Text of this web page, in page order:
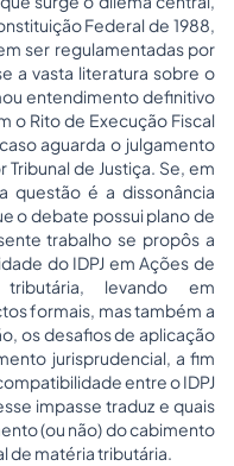
Federal de 1988,
ser regulamentadas por
a vasta literatura sobre o
entendimento definitivo
o Rito de Execução Fiscal
aguarda o julgamento
de Justiça. Se, em
questão é a dissonância
o debate possui plano de
trabalho se propôs a
do IDPJ em Ações de
levando em
formais, mas também a
os desafios de aplicação
jurisprudencial, a fim
entre o IDPJ
impasse traduz e quais
(ou não) do cabimento
de matéria tributária.